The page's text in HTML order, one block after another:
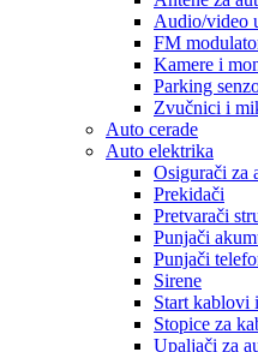
Audio/video
FM
Kamere i
Parking
Zvučnici i
Auto cerade
Auto elektrika
Osigurači za
Prekidači
Pretvarači
Punjači
Punjači
Sirene
Start kablovi
Stopice za
Upaljači za